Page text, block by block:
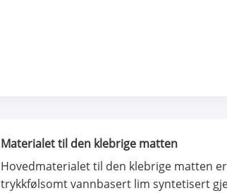
Materialet til den klebrige matten
Hovedmaterialet til den klebrige matten
trykkfølsomt vannbasert lim syntetisert